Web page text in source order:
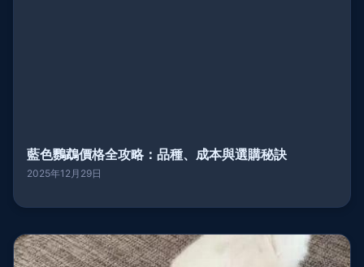
藍色鸚鵡價格全攻略：品種、成本與選購秘訣
2025年12月29日